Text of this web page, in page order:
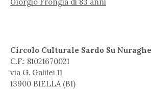
Circolo Culturale Sardo Su Nuraghe
C.F.: 81021670021
via G. Galilei 11
13900 BIELLA (BI)